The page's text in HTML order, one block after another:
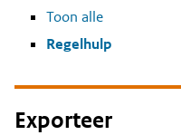
Toon alle
Regelhulp
Exporteer